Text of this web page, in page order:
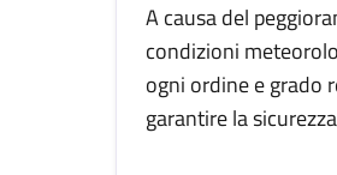
A causa del
condizioni
ogni ordine e grado
garantire la